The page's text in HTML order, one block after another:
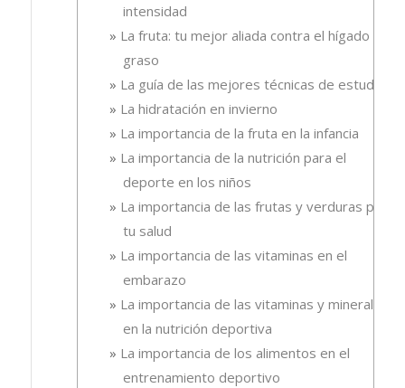
intensidad
La fruta: tu mejor aliada contra el hígado
graso
La guía de las mejores técnicas de estudio
La hidratación en invierno
La importancia de la fruta en la infancia
La importancia de la nutrición para el
deporte en los niños
La importancia de las frutas y verduras para
tu salud
La importancia de las vitaminas en el
embarazo
La importancia de las vitaminas y minerales
en la nutrición deportiva
La importancia de los alimentos en el
entrenamiento deportivo